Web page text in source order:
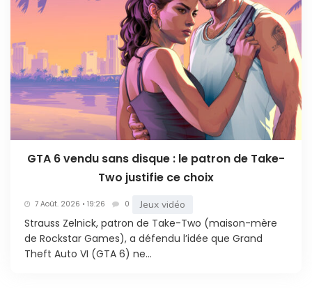
GTA 6 vendu sans disque : le patron de Take-
Two justifie ce choix
7 Août. 2026 • 19:26 0 Jeux vidéo
Strauss Zelnick, patron de Take-Two (maison-mère
de Rockstar Games), a défendu l’idée que Grand
Theft Auto VI (GTA 6) ne...